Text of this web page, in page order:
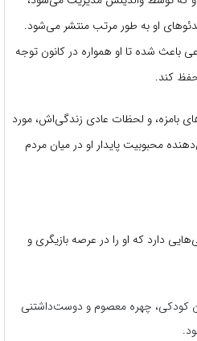
او به طور مرتب منتشر می‌شود.
باعث شده تا او همواره در کانون توجه
حفظ کند.
بامزه، و لحظات عادی زندگی‌اش، مورد
محبوبیت پایدار او در میان مردم
دارد که او را در عرصه بازیگری و
کودکی، چهره معصوم و دوست‌داشتنی